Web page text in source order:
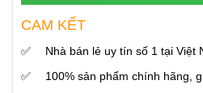
CAM KẾT
Nhà bán lẻ uy tín số 1 tại Việt
100% sản phẩm chính hãng,